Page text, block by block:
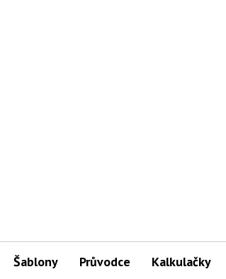
Šablony Průvodce Kalkulačky